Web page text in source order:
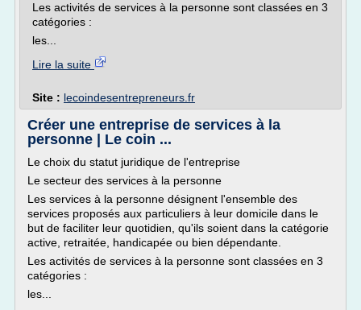
Les activités de services à la personne sont classées en 3
catégories :
les...
Lire la suite
Site : lecoindesentrepreneurs.fr
Créer une entreprise de services à la
personne | Le coin ...
Le choix du statut juridique de l'entreprise
Le secteur des services à la personne
Les services à la personne désignent l'ensemble des
services proposés aux particuliers à leur domicile dans le
but de faciliter leur quotidien, qu'ils soient dans la catégorie
active, retraitée, handicapée ou bien dépendante.
Les activités de services à la personne sont classées en 3
catégories :
les...